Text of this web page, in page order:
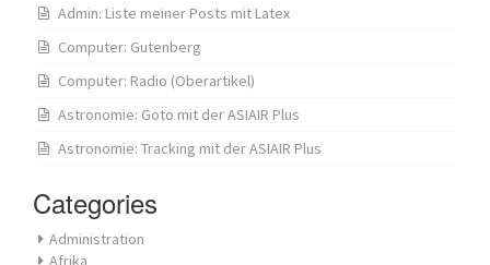
Admin: Liste meiner Posts mit Latex
Computer: Gutenberg
Computer: Radio (Oberartikel)
Astronomie: Goto mit der ASIAIR Plus
Astronomie: Tracking mit der ASIAIR Plus
Categories
Administration
Afrika